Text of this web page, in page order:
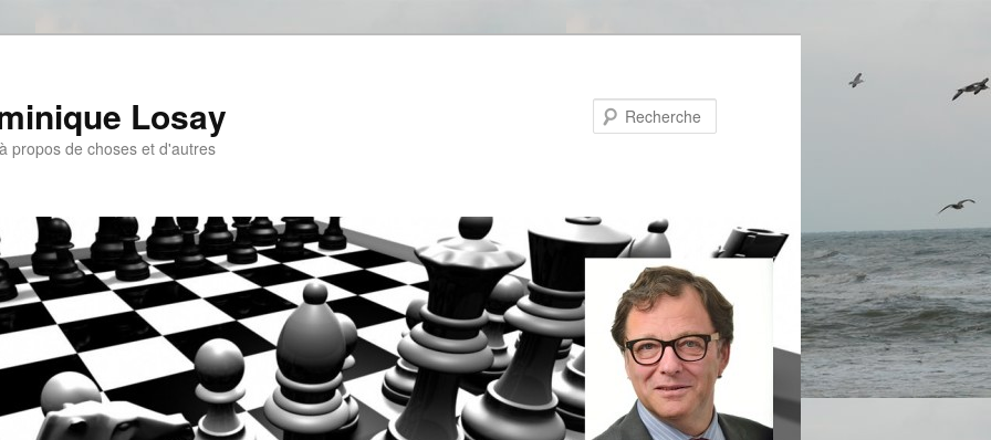
Losay
propos de choses et d'autres